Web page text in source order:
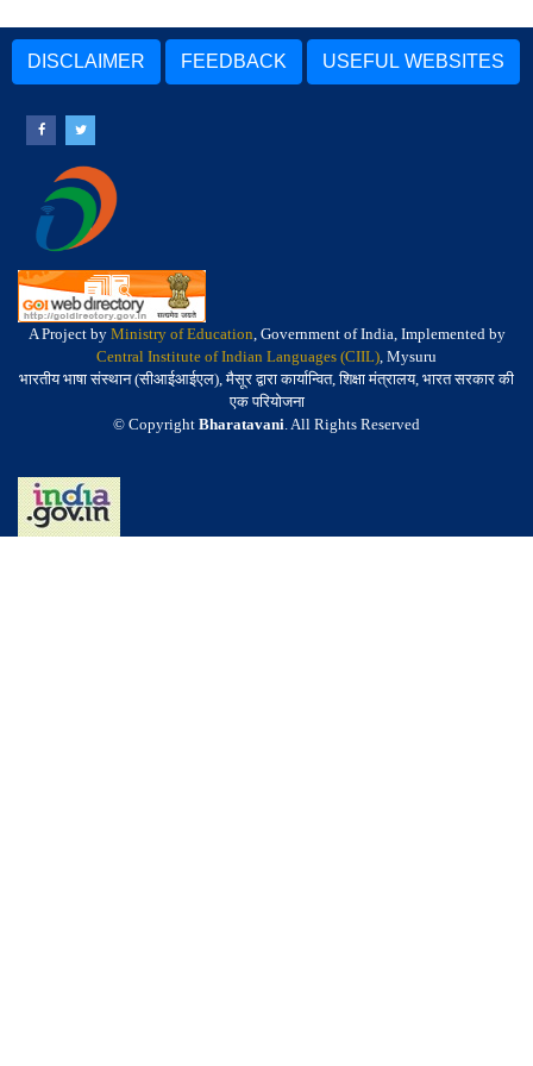
DISCLAIMER FEEDBACK USEFUL WEBSITES
A Project by Ministry of Education, Government of India, Implemented by
Central Institute of Indian Languages (CIIL), Mysuru
भारतीय भाषा संस्थान (सीआईआईएल), मैसूर द्वारा कार्यान्वित, शिक्षा मंत्रालय, भारत सरकार की
एक परियोजना
© Copyright Bharatavani. All Rights Reserved